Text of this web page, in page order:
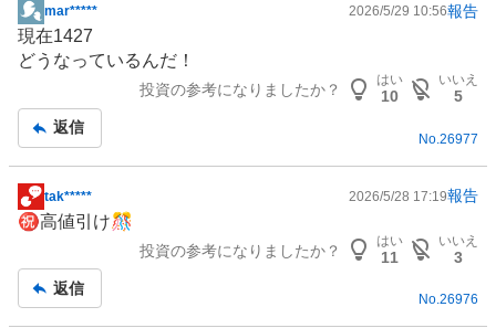
掲
示
板
mar***** 2026/5/29 10:56報告
現在1427
どうなっているんだ！
投資の参考になりましたか？
はい
10
いいえ
5
返信
No. 26977
掲
示
事
tak***** 2026/5/28 17:19報告
㊗️高値引け🎊
投資の参考になりましたか？
はい
11
いいえ
3
返信
No.26976